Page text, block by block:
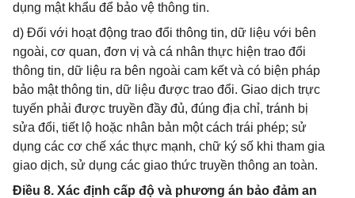
dụng mật khẩu để bảo vệ thông tin.
d) Đối với hoạt động trao đổi thông tin, dữ liệu với bên
ngoài, cơ quan, đơn vị và cá nhân thực hiện trao đổi
thông tin, dữ liệu ra bên ngoài cam kết và có biện pháp
bảo mật thông tin, dữ liệu được trao đổi. Giao dịch trực
tuyến phải được truyền đầy đủ, đúng địa chỉ, tránh bị
sửa đổi, tiết lộ hoặc nhân bản một cách trái phép; sử
dụng các cơ chế xác thực mạnh, chữ ký số khi tham gia
giao dịch, sử dụng các giao thức truyền thông an toàn.
Điều 8. Xác định cấp độ và phương án bảo đảm an